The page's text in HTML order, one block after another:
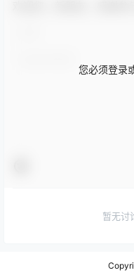
您必须登录
暂无讨